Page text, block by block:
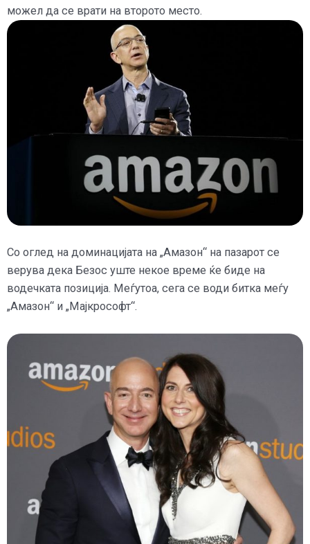
можел да се врати на второто место.
Со оглед на доминацијата на „Амазон“ на пазарот се
верува дека Безос уште некое време ќе биде на
водечката позиција. Меѓутоа, сега се води битка меѓу
„Амазон“ и „Мајкрософт“.